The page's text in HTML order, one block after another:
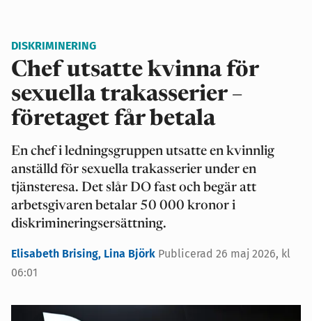
DISKRIMINERING
Chef utsatte kvinna för
sexuella trakasserier –
företaget får betala
En chef i ledningsgruppen utsatte en kvinnlig
anställd för sexuella trakasserier under en
tjänsteresa. Det slår DO fast och begär att
arbetsgivaren betalar 50 000 kronor i
diskrimineringsersättning.
Elisabeth Brising, Lina Björk Publicerad 26 maj 2026, kl
06:01